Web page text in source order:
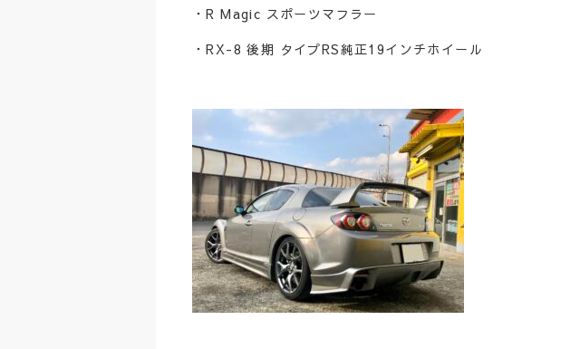
・R Magic スポーツマフラー
・RX-8 後期 タイプRS純正19インチホイール